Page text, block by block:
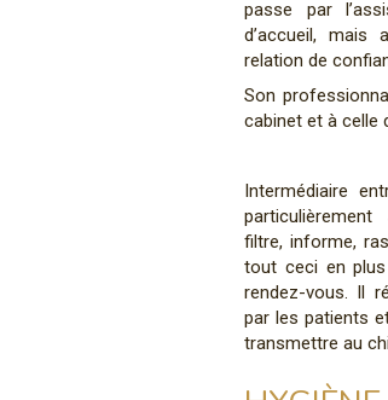
passe par
d’accueil, mais
relation de
Son
cabinet et à celle
Intermédiaire
particulièrement
filtre, informe,
tout ceci en
rendez-vous. Il
par les patients
transmettre au